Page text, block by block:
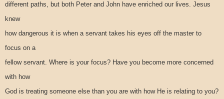
different paths, but both Peter and John have enriched our lives. Jesus
knew
how dangerous it is when a servant takes his eyes off the master to
focus on a
fellow servant. Where is your focus? Have you become more concerned
with how
God is treating someone else than you are with how He is relating to you?